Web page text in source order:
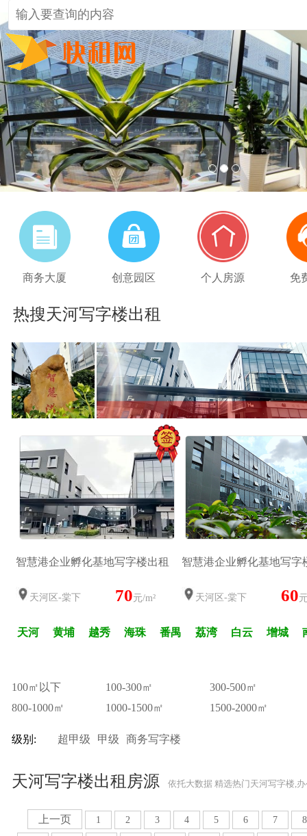
1 2 3
商务大厦 创意园区 个人房源 免
热搜天河写字楼出租
智慧港企业孵化基地写字楼出租
天河区-棠下 70元/m²
智慧港企业孵化基地写字
天河区-棠下 60
天河 黄埔 越秀 海珠 番禺 荔湾 白云 增城
100㎡以下 100-300㎡
300-500㎡
800-1000㎡
1000-1500㎡ 1500-2000㎡
级别: 超甲级 甲级 商务写字楼
天河写字楼出租房源 依托大数据 精选热门天河写字楼,
上一页 1 2 3 4 5 6 7 8